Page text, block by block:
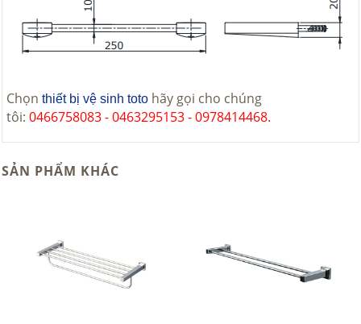
Chọn thiết bị vệ sinh toto hãy gọi cho chúng
tôi: 0466758083 - 0463295153 - 0978414468.
SẢN PHẨM KHÁC